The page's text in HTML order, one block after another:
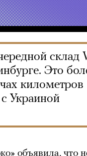
склад
Это
километров
Украиной
объявила, что